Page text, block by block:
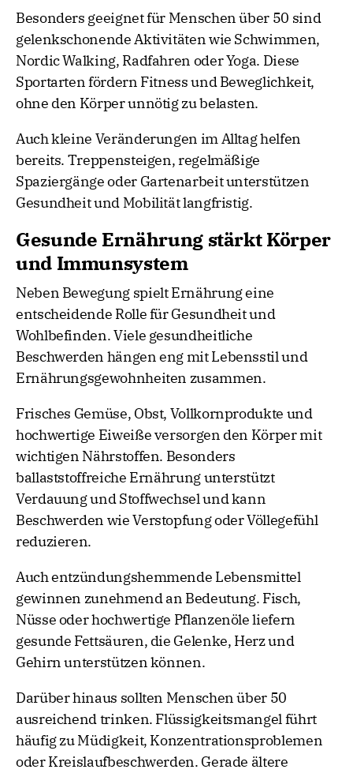
Besonders geeignet für Menschen über 50 sind
gelenkschonende Aktivitäten wie Schwimmen,
Nordic Walking, Radfahren oder Yoga. Diese
Sportarten fördern Fitness und Beweglichkeit,
ohne den Körper unnötig zu belasten.
Auch kleine Veränderungen im Alltag helfen
bereits. Treppensteigen, regelmäßige
Spaziergänge oder Gartenarbeit unterstützen
Gesundheit und Mobilität langfristig.
Gesunde Ernährung stärkt Körper
und Immunsystem
Neben Bewegung spielt Ernährung eine
entscheidende Rolle für Gesundheit und
Wohlbefinden. Viele gesundheitliche
Beschwerden hängen eng mit Lebensstil und
Ernährungsgewohnheiten zusammen.
Frisches Gemüse, Obst, Vollkornprodukte und
hochwertige Eiweiße versorgen den Körper mit
wichtigen Nährstoffen. Besonders
ballaststoffreiche Ernährung unterstützt
Verdauung und Stoffwechsel und kann
Beschwerden wie Verstopfung oder Völlegefühl
reduzieren.
Auch entzündungshemmende Lebensmittel
gewinnen zunehmend an Bedeutung. Fisch,
Nüsse oder hochwertige Pflanzenöle liefern
gesunde Fettsäuren, die Gelenke, Herz und
Gehirn unterstützen können.
Darüber hinaus sollten Menschen über 50
ausreichend trinken. Flüssigkeitsmangel führt
häufig zu Müdigkeit, Konzentrationsproblemen
oder Kreislaufbeschwerden. Gerade ältere